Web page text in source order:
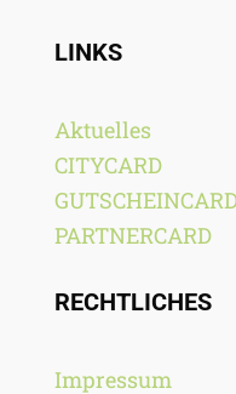
LINKS
Aktuelles
CITYCARD
PARTNERCARD
RECHTLICHES
Impressum